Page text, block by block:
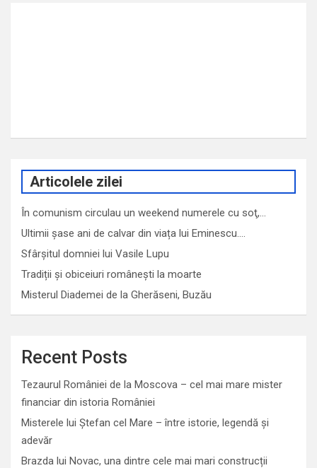
Articolele zilei
În comunism circulau un weekend numerele cu soţ,…
Ultimii șase ani de calvar din viața lui Eminescu.…
Sfârşitul domniei lui Vasile Lupu
Tradiții și obiceiuri românești la moarte
Misterul Diademei de la Gherăseni, Buzău
Recent Posts
Tezaurul României de la Moscova – cel mai mare mister
financiar din istoria României
Misterele lui Ștefan cel Mare – între istorie, legendă și
adevăr
Brazda lui Novac, una dintre cele mai mari construcții